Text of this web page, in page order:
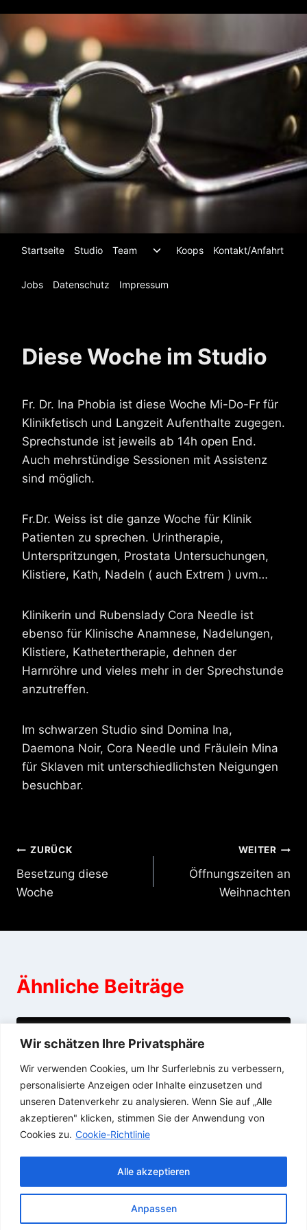
Wir schätzen Ihre Privatsphäre
Wir verwenden Cookies, um Ihr Surferlebnis zu verbessern,
personalisierte Anzeigen oder Inhalte einzusetzen und
unseren Datenverkehr zu analysieren. Wenn Sie auf „Alle
akzeptieren" klicken, stimmen Sie der Anwendung von
Cookies zu. Cookie-Richtlinie
Anpassen
Alle akzeptieren
Inhalt
springen
Startseite Studio Team
Untermenü
umschalten
Koops Kontakt/Anfahrt
Jobs Datenschutz Impressum
Diese Woche im Studio
Fr. Dr. Ina Phobia ist diese Woche Mi-Do-Fr für
Klinikfetisch und Langzeit Aufenthalte zugegen.
Sprechstunde ist jeweils ab 14h open End.
Auch mehrstündige Sessionen mit Assistenz
sind möglich.
Fr.Dr. Weiss ist die ganze Woche für Klinik
Patienten zu sprechen. Urintherapie,
Unterspritzungen, Prostata Untersuchungen,
Klistiere, Kath, Nadeln ( auch Extrem ) uvm…
Klinikerin und Rubenslady Cora Needle ist
ebenso für Klinische Anamnese, Nadelungen,
Klistiere, Kathetertherapie, dehnen der
Harnröhre und vieles mehr in der Sprechstunde
anzutreffen.
Im schwarzen Studio sind Domina Ina,
Daemona Noir, Cora Needle und Fräulein Mina
für Sklaven mit unterschiedlichsten Neigungen
besuchbar.
Beitragsnavigation
ZURÜCK
Besetzung diese
Woche
WEITER
Öffnungszeiten an
Weihnachten
Ähnliche Beiträge
Freitag
09/07/2015